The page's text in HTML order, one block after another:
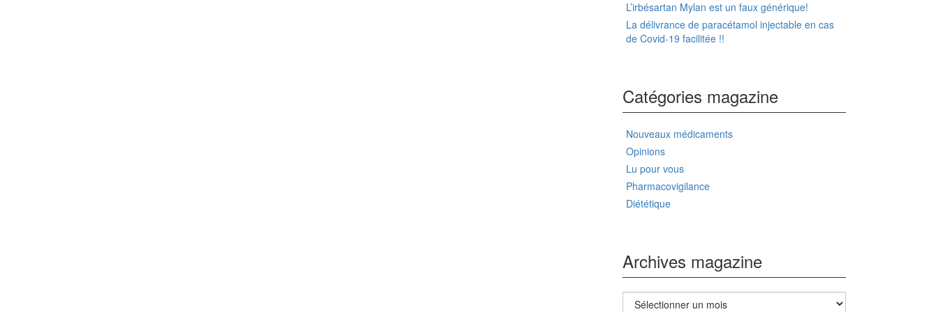
L’irbésartan Mylan est un faux générique!
La délivrance de paracétamol injectable en cas
de Covid-19 facilitée !!
Catégories magazine
Nouveaux médicaments
Opinions
Lu pour vous
Pharmacovigilance
Diététique
Archives magazine
Archives